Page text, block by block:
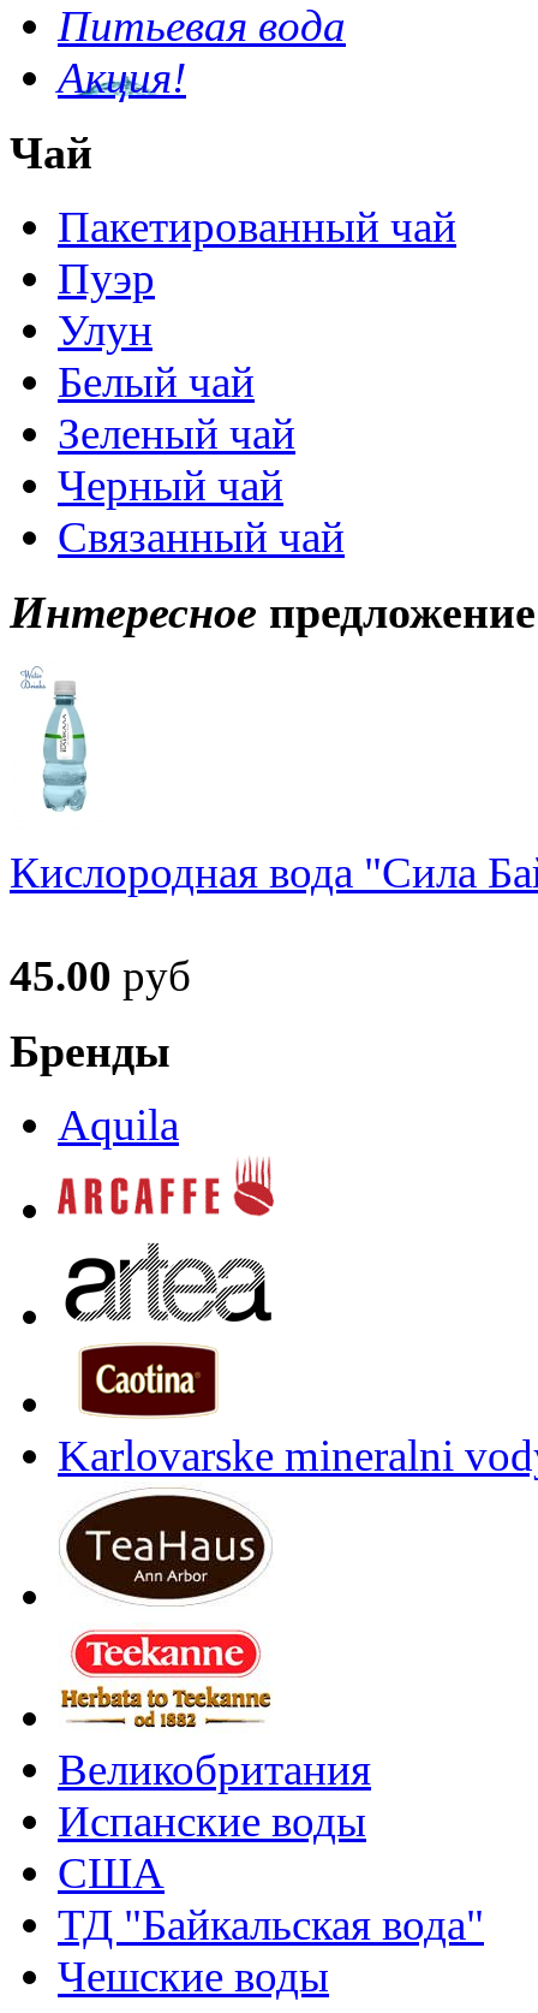
Питьевая вода
Акция!
Чай
Пакетированный чай
Пуэр
Улун
Белый чай
Зеленый чай
Черный чай
Связанный чай
Интересное предложение
Кислородная вода "Сила
45.00 руб
Бренды
Aquila
Karlovarske mineralni
Великобритания
Испанские воды
США
ТД "Байкальская вода"
Чешские воды